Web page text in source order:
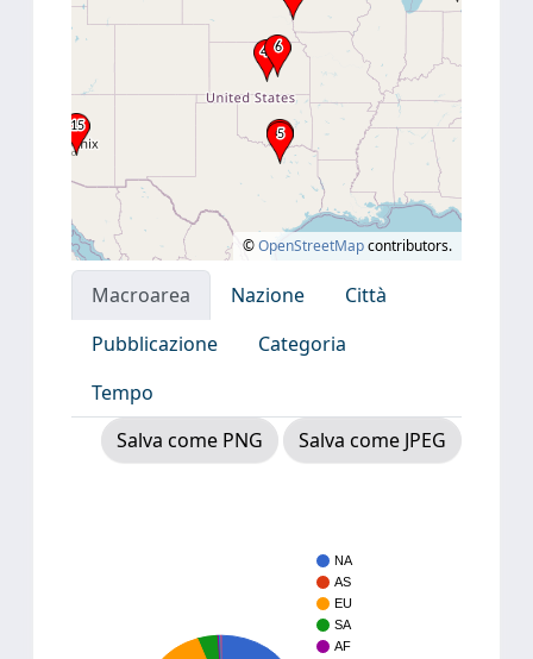
©OpenStreetMapcontributors.
Macroarea Nazione
Città
Pubblicazione
Categoria
Tempo
Salva come PNG
Salva come JPEG
NA
AS
EU
SA
AF